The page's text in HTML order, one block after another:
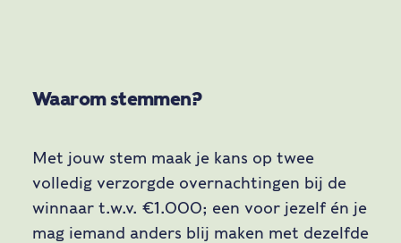
Waarom stemmen?
Met jouw stem maak je kans op twee
volledig verzorgde overnachtingen bij de
winnaar t.w.v. €1.000; een voor jezelf én je
mag iemand anders blij maken met dezelfde